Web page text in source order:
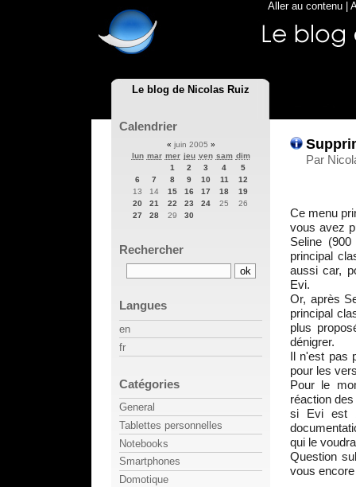
Le blog de Nicolas Ruiz
Aller au contenu
Par
Ce menu
vous avez
Seline
principal
aussi car,
Evi.
Or, après
principal
plus
dénigrer.
Il n'est pas
pour les
Pour le
réaction
si Evi est
qui le
Question
vous
Calendrier
« juin 2005 »
lun mar mer jeu ven sam dim
1
2 3 4
5
6
7 8 9 10 11
12
13
14 15 16 17 18
19
20
21 22 23 24 25
26
27
28 29 30
Rechercher
Langues
en
fr
Catégories
General
Tablettes personnelles
Notebooks
Smartphones
Domotique